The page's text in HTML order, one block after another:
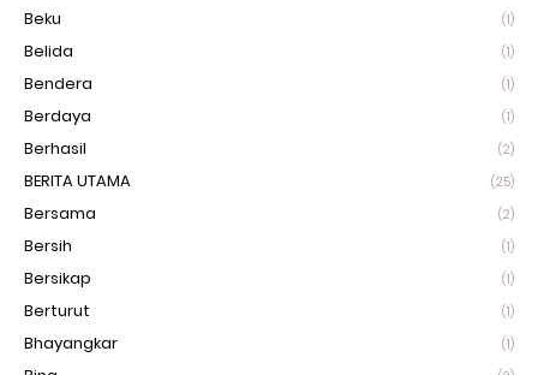
Beku (1)
Belida (1)
Bendera (1)
Berdaya (1)
Berhasil (2)
BERITA UTAMA (25)
Bersama (2)
Bersih (1)
Bersikap (1)
Berturut (1)
Bhayangkar (1)